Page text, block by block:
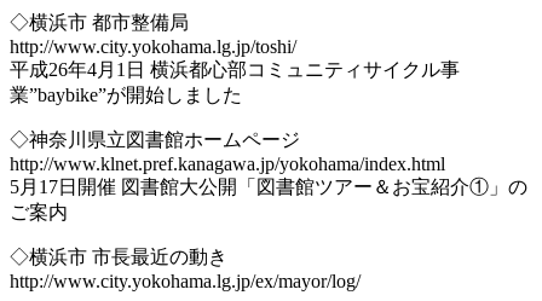
◇横浜市 都市整備局
http://www.city.yokohama.lg.jp/toshi/
平成26年4月1日 横浜都心部コミュニティサイクル事
業”baybike”が開始しました
◇神奈川県立図書館ホームページ
http://www.klnet.pref.kanagawa.jp/yokohama/index.html
5月17日開催 図書館大公開「図書館ツアー＆お宝紹介①」の
ご案内
◇横浜市 市長最近の動き
http://www.city.yokohama.lg.jp/ex/mayor/log/